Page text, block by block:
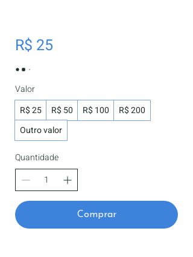
R$ 25
Valor
R$ 25
R$ 50 R$ 100
R$ 200
Outro valor
Quantidade
Comprar